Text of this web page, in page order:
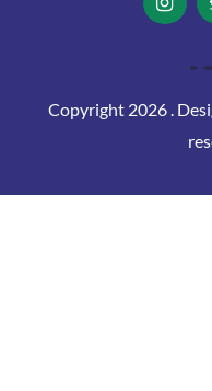
Copyright 2026 .